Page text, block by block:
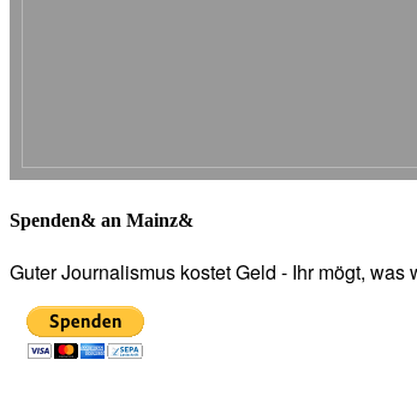
Spenden& an Mainz&
Guter Journalismus kostet Geld - Ihr mögt,